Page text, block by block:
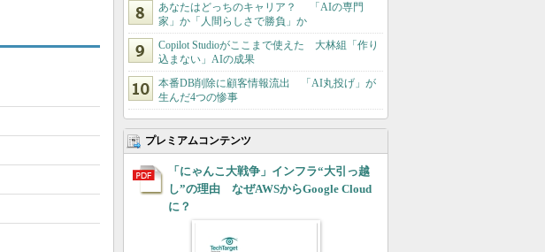
あなたはどっちのキャリア？ 「AIの専門
家」か「人間らしさで勝負」か
Copilot Studioがここまで使えた 大林組「作り
込まない」AIの成果
本番DB削除に顧客情報流出 「AI丸投げ」が
生んだ4つの惨事
プレミアムコンテンツ
「にゃんこ大戦争」インフラ“大引っ越
し”の理由 なぜAWSからGoogle Cloud
に？